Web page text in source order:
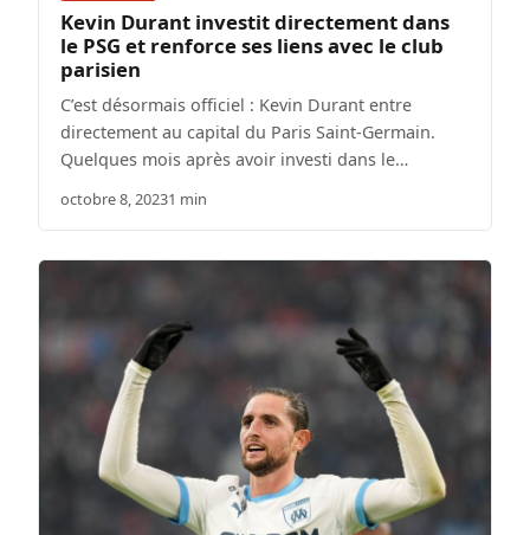
Kevin Durant investit directement dans
le PSG et renforce ses liens avec le club
parisien
C’est désormais officiel : Kevin Durant entre
directement au capital du Paris Saint-Germain.
Quelques mois après avoir investi dans le…
octobre 8, 20231 min